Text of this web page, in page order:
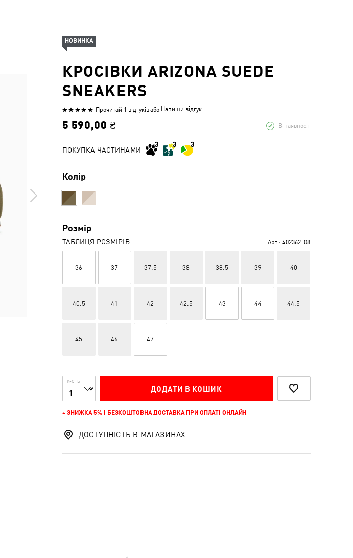
КРОСІВКИ ARIZONA SUEDE
SNEAKERS
Оцінено
з
Прочитай 1 відгуківабо Напиши відгук
5 590,00 ₴ В наявності
ПОКУПКА ЧАСТИНАМИ
Колір
Розмір
ТАБЛИЦЯ РОЗМІРІВ Арт.: 402362_08
36 37 37.5 38 38.5 39 40
40.5 41 42 42.5 43 44 44.5
45 46 47
К-СТЬ
ДОДАТИ В КОШИК
+ ЗНИЖКА 5% І БЕЗКОШТОВНА ДОСТАВКА ПРИ ОПЛАТІ ОНЛАЙН
НОВИНКА
ДОСТУПНІСТЬ В МАГАЗИНАХ